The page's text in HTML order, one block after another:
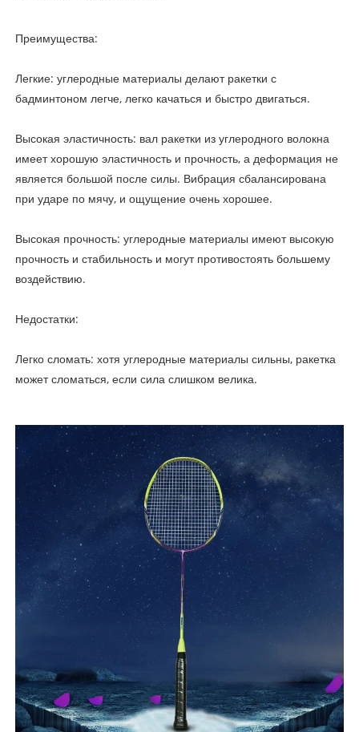
Преимущества:
Легкие: углеродные материалы делают ракетки с
бадминтоном легче, легко качаться и быстро двигаться.
Высокая эластичность: вал ракетки из углеродного волокна
имеет хорошую эластичность и прочность, а деформация не
является большой после силы. Вибрация сбалансирована
при ударе по мячу, и ощущение очень хорошее.
Высокая прочность: углеродные материалы имеют высокую
прочность и стабильность и могут противостоять большему
воздействию.
Недостатки:
Легко сломать: хотя углеродные материалы сильны, ракетка
может сломаться, если сила слишком велика.